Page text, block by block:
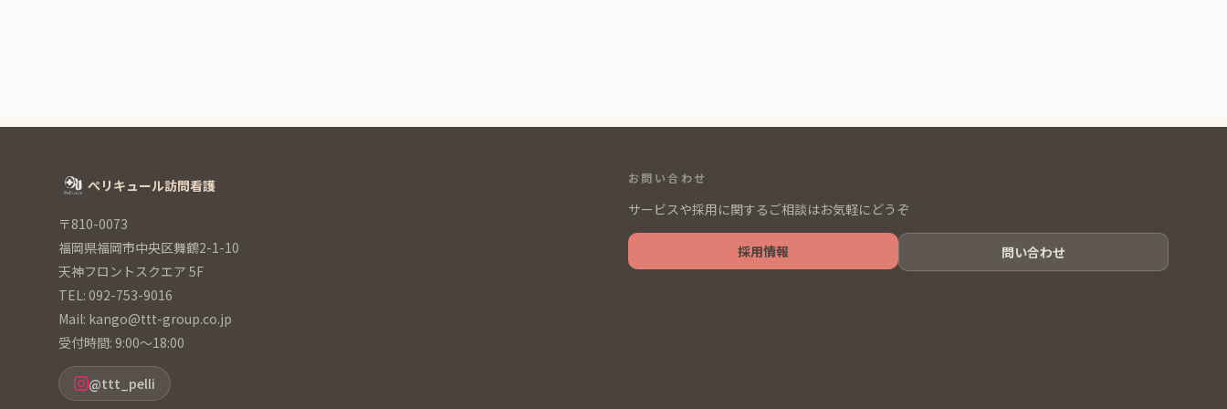
ぺリキュール訪問看護
〒810-0073
福岡県福岡市中央区舞鶴2-1-10
天神フロントスクエア 5F
TEL: 092-753-9016
Mail: kango@ttt-group.co.jp
受付時間: 9:00～18:00
@ttt_pelli
お問い合わせ
サービスや採用に関するご相談はお気軽にどうぞ
採用情報 問い合わせ